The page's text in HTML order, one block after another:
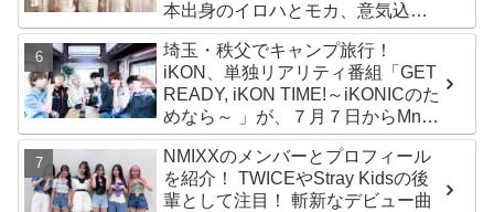
本出身のイロハとモカ、意気込み
を語る「ずっと夢見てたステー
ジ…嬉しくて光栄」
埼玉・秩父でキャンプ旅行！
iKON、単独リアリティ番組「GET
READY, iKON TIME!～iKONICのた
めなら～ 」が、７月７日からMnet
で放送・配信スタート
NMIXXのメンバーとプロフィール
を紹介！ TWICEやStray Kidsの後
輩として注目！ 斬新なデビュー曲